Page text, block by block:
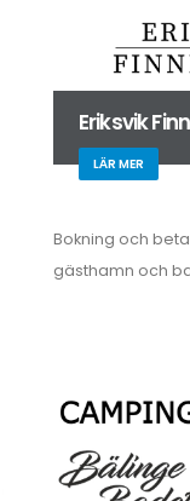
Eriksvik
LÄR MER
Bokning och
gästhamn och